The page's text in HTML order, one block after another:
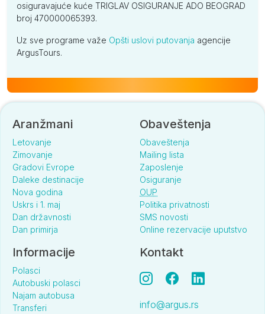
osiguravajuće kuće TRIGLAV OSIGURANJE ADO BEOGRAD
broj 470000065393.
Uz sve programe važe Opšti uslovi putovanja agencije
ArgusTours.
Aranžmani
Letovanje
Zimovanje
Gradovi Evrope
Daleke destinacije
Nova godina
Uskrs i 1. maj
Dan državnosti
Dan primirja
Obaveštenja
Obaveštenja
Mailing lista
Zaposlenje
Osiguranje
OUP
Politika privatnosti
SMS novosti
Online rezervacije uputstvo
Informacije
Polasci
Autobuski polasci
Najam autobusa
Transferi
Kontakt
info@argus.rs